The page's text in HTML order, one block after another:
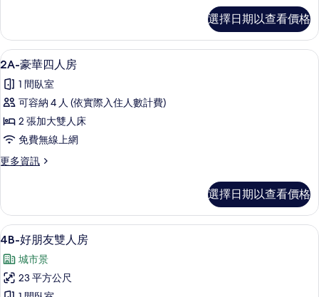
人
房
的
所
有
相
片
艦
浴
缸
人
房
詳
情
選擇日期以查看價格
顯
示
2A-
豪
華
四
人
的
所
有
相
片
2A-豪華四人房 | 書桌、隔音、免費無
7
2A-豪華四人房
1 間臥室
可容納 4 人 (依實際入住人數計費)
2 張加大雙人床
免費無線上網
更多資訊
更
華
四
人
的
詳
情
選擇日期以查看價格
顯
示
4B-
好
4B-好朋友雙人房 | 書桌、隔音、免費
7
4B-好朋友雙人房
城市景
23 平方公尺